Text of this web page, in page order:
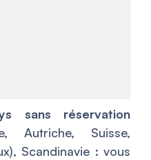
sans réservation
Autriche, Suisse,
Scandinavie : vous